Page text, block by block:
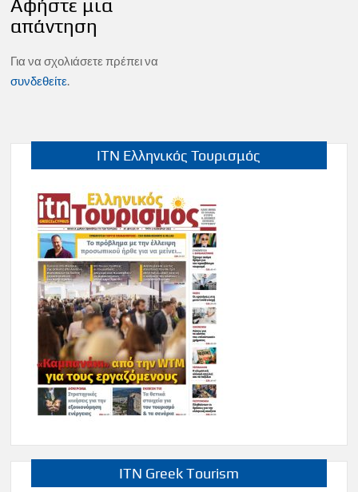
Αφήστε μια
απάντηση
Για να σχολιάσετε πρέπει να
συνδεθείτε.
ITN Ελληνικός Τουρισμός
ITN Greek Tourism